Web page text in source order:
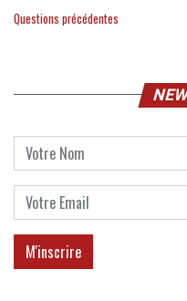
Questions précédentes